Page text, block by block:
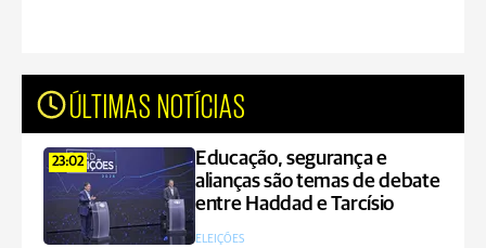
ÚLTIMAS NOTÍCIAS
23:02
Educação, segurança e
alianças são temas de debate
entre Haddad e Tarcísio
ELEIÇÕES